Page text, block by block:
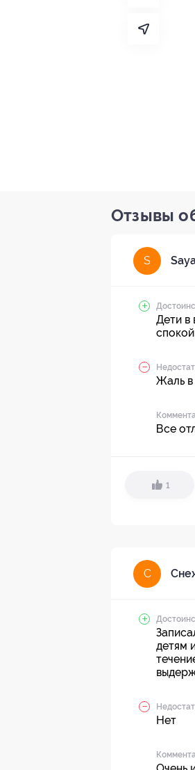
Отзывы
S
Дети в
Жаль в
Все
1
С
детям
Нет